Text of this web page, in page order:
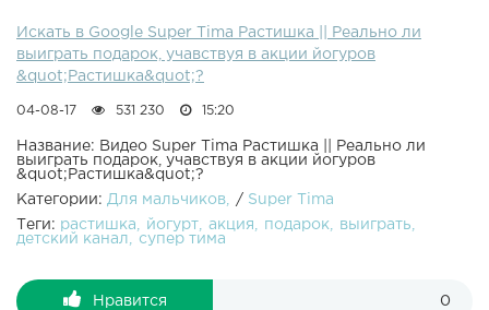
Искать в Google Super Tima Растишка || Реально ли
выиграть подарок, учавствуя в акции йогуров
&quot;Растишка&quot;?
04-08-17 531 230 15:20
Название: Видео Super Tima Растишка || Реально ли
выиграть подарок, учавствуя в акции йогуров
&quot;Растишка&quot;?
Категории: Для мальчиков / Super Tima
Теги: растишка йогурт акция подарок
выиграть
детский канал
супер тима
Нравится 0